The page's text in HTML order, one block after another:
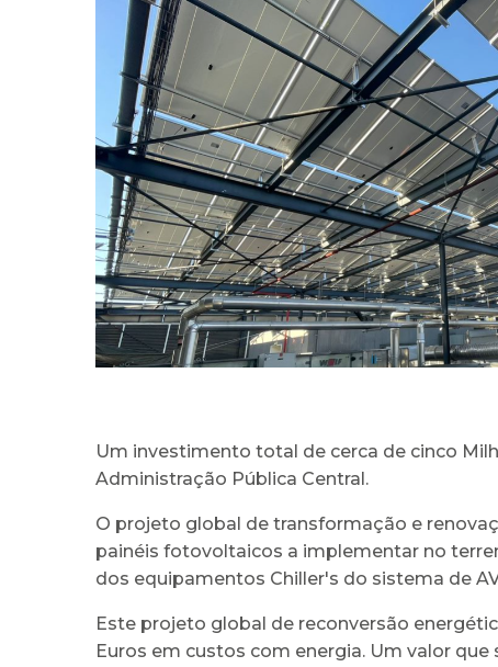
Um investimento total de cerca de cinco
Administração Pública Central.
O projeto global de transformação e
painéis fotovoltaicos a implementar no
dos equipamentos Chiller's do sistema de
Este projeto global de reconversão
Euros em custos com energia. Um valor